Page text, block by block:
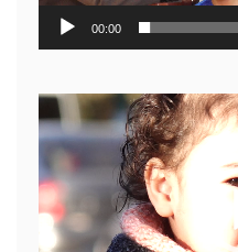
00:00
Reproductor
de
video